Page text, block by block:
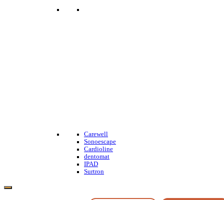
Carewell
Sonoescape
Cardioline
dentomat
IPAD
Surtron